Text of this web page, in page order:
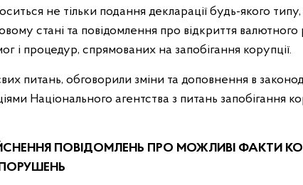
не тільки подання декларації будь-якого
стані та повідомлення про відкриття валютного
і процедур, спрямованих на запобігання корупції.
питань, обговорили зміни та доповнення в
Національного агентства з питань запобігання
ПОВІДОМЛЕНЬ ПРО МОЖЛИВІ ФАКТИ